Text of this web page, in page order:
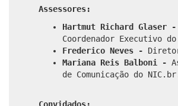
Assessores:
Hartmut Richard Glaser -
Coordenador Executivo
Frederico Neves -
Mariana Reis Balboni -
de Comunicação do
Convidados: